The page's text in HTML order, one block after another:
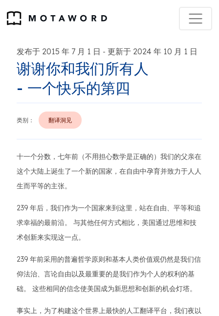
发布于 2015 年 7 月 1 日 - 更新于 2024 年 10 月 1 日
谢谢你和我们所有人
- 一个快乐的第四
类别： 翻译洞见
十一个分数，七年前（不用担心数学是正确的）我们的父亲在
这个大陆上诞生了一个新的国家，在自由中孕育并致力于人人
生而平等的主张。
239 年后，我们作为一个国家来到这里，站在自由、平等和追
求幸福的最前沿。 与其他任何方式相比，美国通过思维和技
术创新来实现这一点。
239 年前采用的普遍哲学原则和基本人类价值观仍然是我们信
仰法治、言论自由以及最重要的是我们作为个人的权利的基
础。 这些相同的信念使美国成为新思想和创新的机会灯塔。
事实上，为了构建这个世界上最快的人工翻译平台，我们夜以